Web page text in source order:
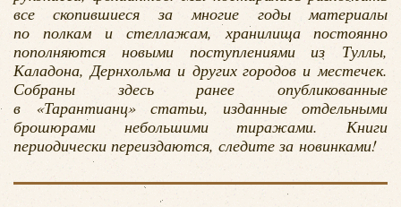
все скопившиеся за многие годы материалы
по полкам и стеллажам, хранилища постоянно
пополняются новыми поступлениями из Туллы,
Каладона, Дернхольма и других городов и местечек.
Собраны здесь ранее опубликованные
в «Тарантианц» статьи, изданные отдельными
брошюрами небольшими тиражами. Книги
периодически переиздаются, следите за новинками!